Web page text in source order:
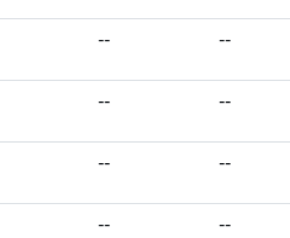
-- --
-- --
-- --
-- --